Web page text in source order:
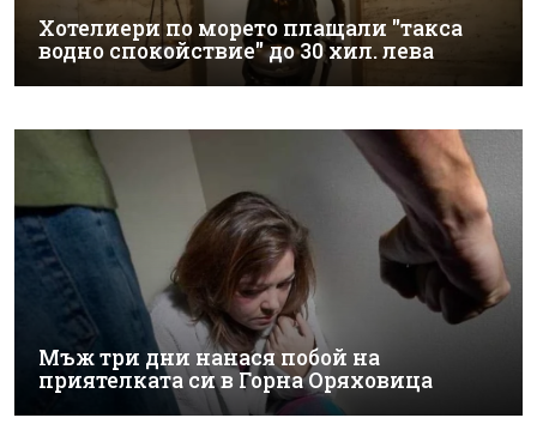
Хотелиери по морето плащали "такса
водно спокойствие" до 30 хил. лева
Мъж три дни нанася побой на
приятелката си в Горна Оряховица